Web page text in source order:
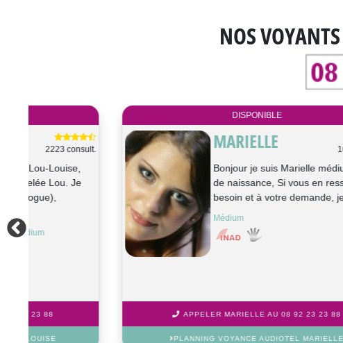
NOS
MARIELLE 1068 consult.
Bonjour je suis Marielle médium pure
de naissance, Si vous en ressentez le
besoin et à votre demande, je peux ut...
Médium
APPELER MARIELLE AU 08 92 23 23 88
PLANNING VOYANCE AUDIOTEL MARIELLE